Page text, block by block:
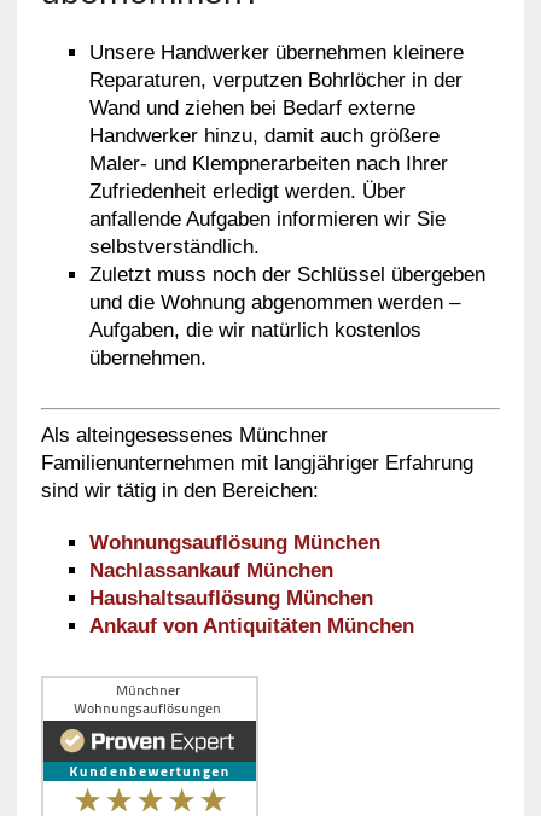
Unsere Handwerker übernehmen kleinere
Reparaturen, verputzen Bohrlöcher in der
Wand und ziehen bei Bedarf externe
Handwerker hinzu, damit auch größere
Maler- und Klempnerarbeiten nach Ihrer
Zufriedenheit erledigt werden. Über
anfallende Aufgaben informieren wir Sie
selbstverständlich.
Zuletzt muss noch der Schlüssel übergeben
und die Wohnung abgenommen werden –
Aufgaben, die wir natürlich kostenlos
übernehmen.
Als alteingesessenes Münchner
Familienunternehmen mit langjähriger Erfahrung
sind wir tätig in den Bereichen:
Wohnungsauflösung München
Nachlassankauf München
Haushaltsauflösung München
Ankauf von Antiquitäten München